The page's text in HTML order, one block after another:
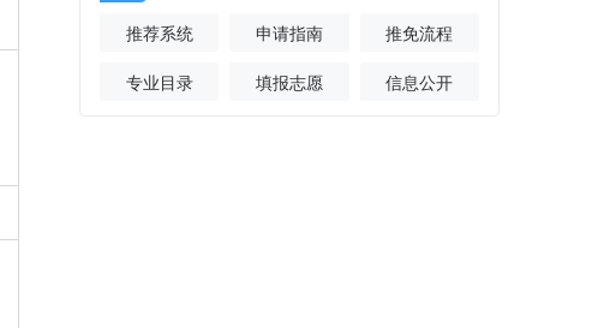
推荐系统 申请指南 推免流程
专业目录 填报志愿 信息公开